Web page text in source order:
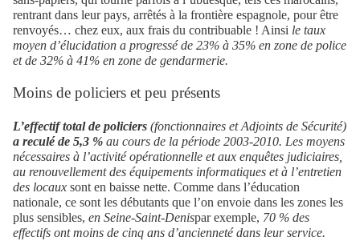
rentrant dans leur pays, arrêtés à la frontière espagnole, pour être
renvoyés… chez eux, aux frais du contribuable ! Ainsi le taux
moyen d’élucidation a progressé de 23% à 35% en zone de police
et de 32% à 41% en zone de gendarmerie.
Moins de policiers et peu présents
L’effectif total de policiers (fonctionnaires et Adjoints de Sécurité)
a reculé de 5,3 % au cours de la période 2003-2010. Les moyens
nécessaires à l’activité opérationnelle et aux enquêtes judiciaires,
au renouvellement des équipements informatiques et à l’entretien
des locaux sont en baisse nette. Comme dans l’éducation
nationale, ce sont les débutants que l’on envoie dans les zones les
plus sensibles, en Seine-Saint-Denispar exemple, 70 % des
effectifs ont moins de cinq ans d’ancienneté dans leur service.